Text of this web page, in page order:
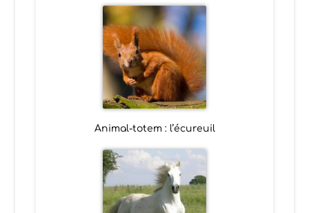
Animal-totem : l’écureuil